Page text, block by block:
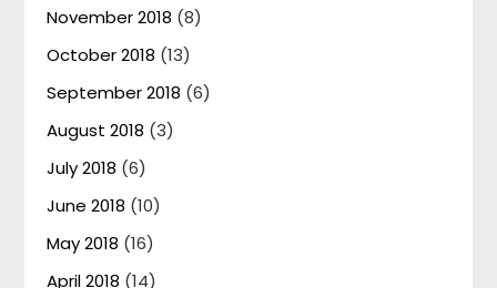
November 2018 (8)
October 2018 (13)
September 2018 (6)
August 2018 (3)
July 2018 (6)
June 2018 (10)
May 2018 (16)
April 2018 (14)